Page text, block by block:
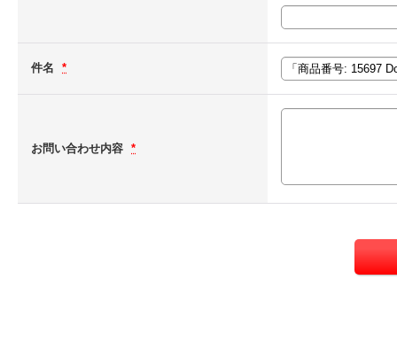
件名 *
お問い合わせ内容 *